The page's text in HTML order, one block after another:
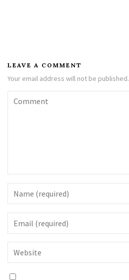
LEAVE A COMMENT
Your email address will not be published.